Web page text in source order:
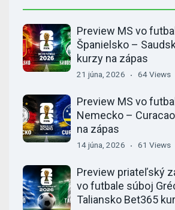
Preview MS vo
Španielsko –
kurzy na zápas
21 júna, 2026 64 Views
Preview MS vo
Nemecko –
na zápas
14 júna, 2026 61 Views
Preview priateľský
vo futbale súboj
Taliansko Bet365